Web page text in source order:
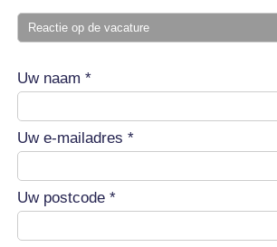
Uw naam *
Uw e-mailadres *
Uw postcode *